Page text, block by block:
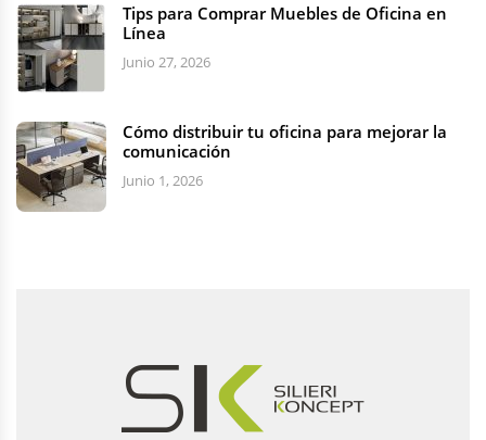
Tips para Comprar Muebles de Oficina en
Línea
Junio 27, 2026
Cómo distribuir tu oficina para mejorar la
comunicación
Junio 1, 2026